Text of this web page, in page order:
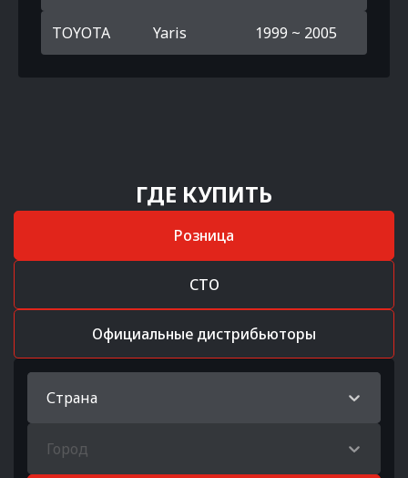
TOYOTA Yaris 1999 ~ 2005
ГДЕ КУПИТЬ
Розница
СТО
Официальные дистрибьюторы
Страна
Город